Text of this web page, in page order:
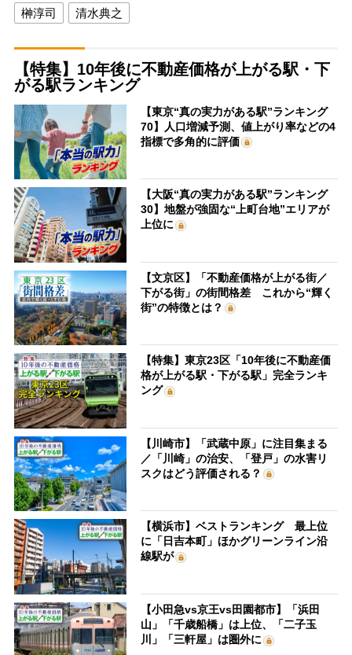
榊淳司
清水典之
【特集】10年後に不動産価格が上がる駅・下
がる駅ランキング
【東京“真の実力がある駅”ランキング
70】人口増減予測、値上がり率などの4
指標で多角的に評価
【大阪“真の実力がある駅”ランキング
30】地盤が強固な“上町台地”エリアが
上位に
【文京区】「不動産価格が上がる街／
下がる街」の街間格差 これから“輝く
街”の特徴とは？
【特集】東京23区「10年後に不動産価
格が上がる駅・下がる駅」完全ランキ
ング
【川崎市】「武蔵中原」に注目集まる
／「川崎」の治安、「登戸」の水害リ
スクはどう評価される？
【横浜市】ベストランキング 最上位
に「日吉本町」ほかグリーンライン沿
線駅が
【小田急vs京王vs田園都市】「浜田
山」「千歳船橋」は上位、「二子玉
川」「三軒屋」は圏外に